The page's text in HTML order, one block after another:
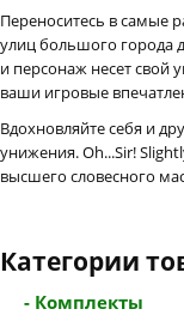
Переноситесь в самые
улиц большого города
и персонаж несет свой
ваши игровые
Вдохновляйте себя и
унижения. Oh...Sir!
высшего словесного
Категории
- Комплекты